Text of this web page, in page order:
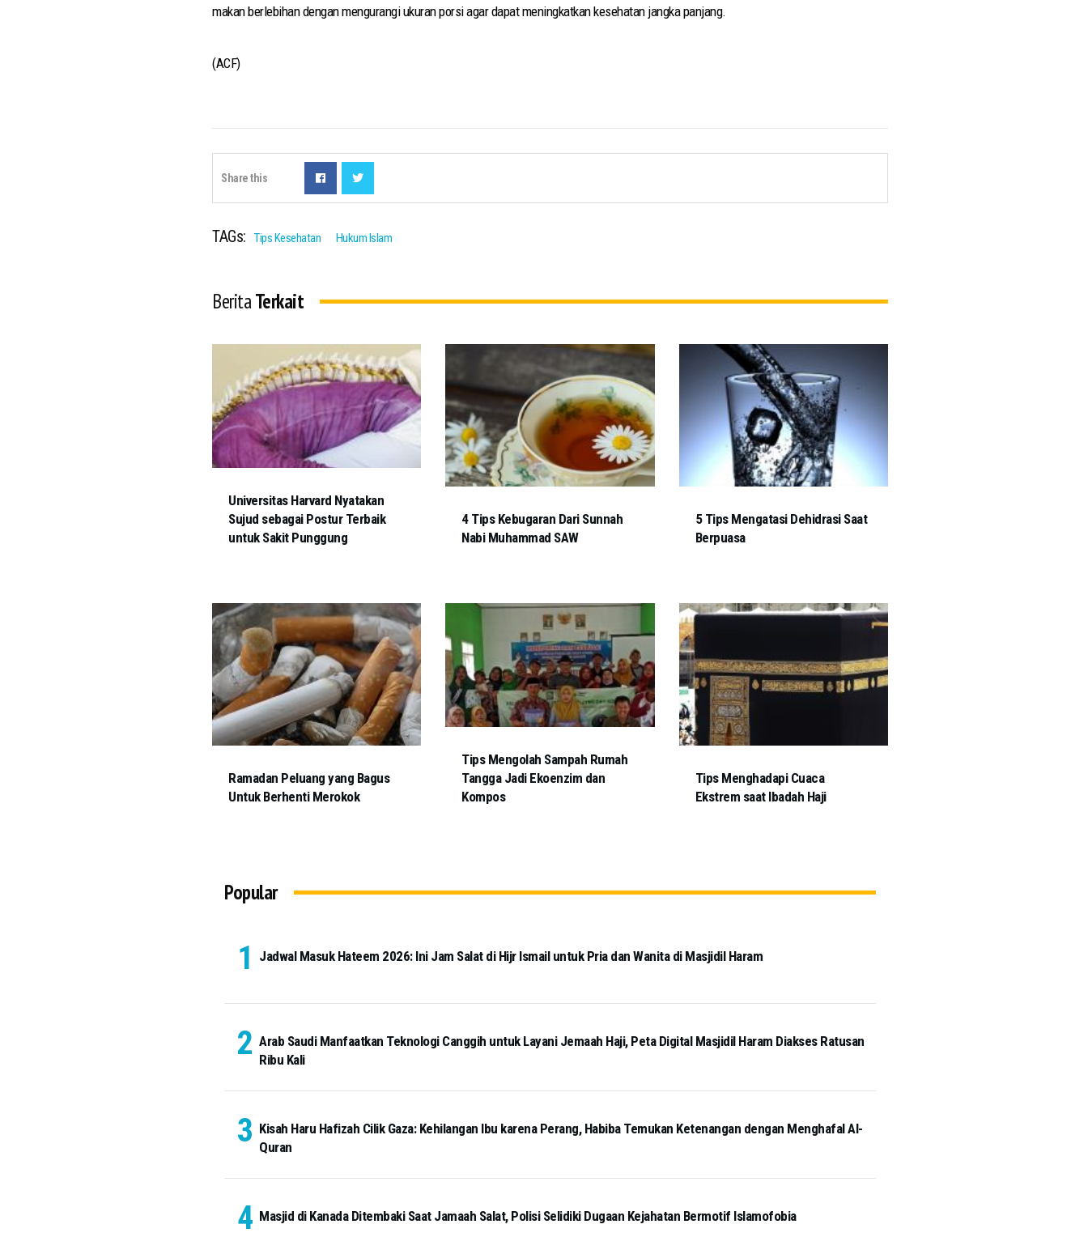
makan berlebihan dengan mengurangi ukuran porsi agar dapat meningkatkan kesehatan jangka panjang.
(ACF)
Share this
TAGs: Tips Kesehatan Hukum Islam
BeritaTerkait
Universitas Harvard Nyatakan
Sujud sebagai Postur Terbaik
untuk Sakit Punggung
4 Tips Kebugaran Dari Sunnah
Nabi Muhammad SAW
5 Tips Mengatasi Dehidrasi Saat
Berpuasa
Ramadan Peluang yang Bagus
Untuk Berhenti Merokok
Tips Mengolah Sampah Rumah
Tangga Jadi Ekoenzim dan
Kompos
Tips Menghadapi Cuaca
Ekstrem saat Ibadah Haji
Popular
Jadwal Masuk Hateem 2026: Ini Jam Salat di Hijr Ismail untuk Pria dan Wanita di Masjidil Haram
Arab Saudi Manfaatkan Teknologi Canggih untuk Layani Jemaah Haji, Peta Digital Masjidil Haram Diakses Ratusan
Ribu Kali
Kisah Haru Hafizah Cilik Gaza: Kehilangan Ibu karena Perang, Habiba Temukan Ketenangan dengan Menghafal Al-
Quran
Masjid di Kanada Ditembaki Saat Jamaah Salat, Polisi Selidiki Dugaan Kejahatan Bermotif Islamofobia